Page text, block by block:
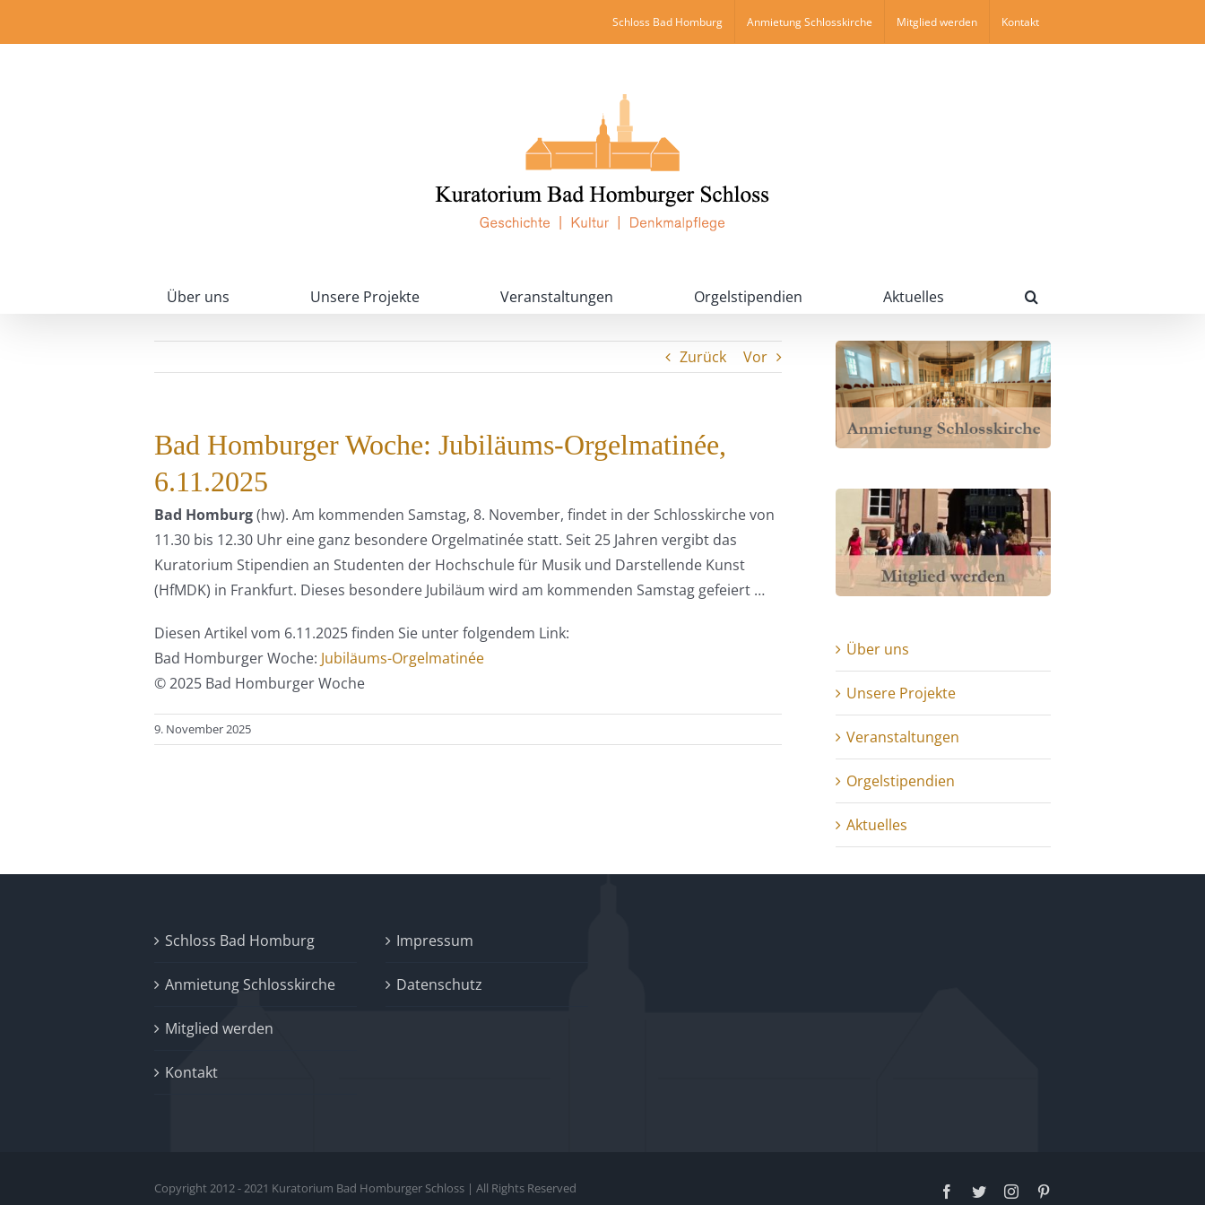
Schloss Bad Homburg Anmietung Schlosskirche Mitglied werden Kontakt
Über uns Unsere Projekte Veranstaltungen Orgelstipendien Aktuelles
Zurück Vor
Bad Homburger Woche: Jubiläums-Orgelmatinée,
6.11.2025
Bad Homburg(hw). Am kommenden Samstag, 8. November, findet in der Schlosskirche von
11.30 bis 12.30 Uhr eine ganz besondere Orgelmatinée statt. Seit 25 Jahren vergibt das
Kuratorium Stipendien an Studenten der Hochschule für Musik und Darstellende Kunst
(HfMDK) in Frankfurt. Dieses besondere Jubiläum wird am kommenden Samstag gefeiert …
Diesen Artikel vom 6.11.2025 finden Sie unter folgendem Link:
Bad Homburger Woche: Jubiläums-Orgelmatinée
© 2025 Bad Homburger Woche
9. November 2025
Über uns
Unsere Projekte
Veranstaltungen
Orgelstipendien
Aktuelles
Schloss Bad Homburg
Anmietung Schlosskirche
Mitglied werden
Kontakt
Impressum
Datenschutz
Copyright 2012 - 2021 Kuratorium Bad Homburger Schloss | All Rights Reserved Facebook
TwitterInstagram